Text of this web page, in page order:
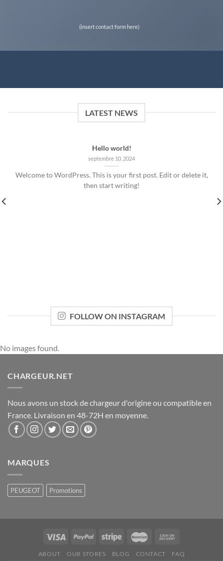
(insert contact form here)
LATEST NEWS
Hello world!
septembre 10, 2024
Welcome to WordPress. This is your first post. Edit or delete it,
then start writing!
FOLLOW ON INSTAGRAM
No images found.
CHARGEUR.NET
Nous avons un stock de chargeur d'origine ou compatible en
France. Livraison en 48-72H en moyenne.
MARQUES
PEUGEOT Promotions
ABOUT OUR STORES BLOG CONTACT FAQ